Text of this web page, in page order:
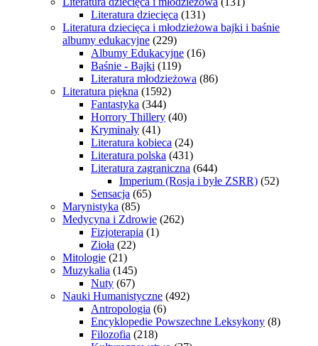
Literatura dziecięca (131)
Literatura dziecięca i młodzieżowa bajki i baśnie
albumy edukacyjne (229)
Albumy Edukacyjne (16)
Baśnie - Bajki (119)
Literatura młodzieżowa (86)
Literatura piękna (1592)
Fantastyka (344)
Horrory Thillery (40)
Kryminały (41)
Literatura kobieca (24)
Literatura polska (431)
Literatura zagraniczna (644)
Imperium (Rosja i byłe ZSRR) (52)
Sensacja (65)
Marynistyka (85)
Medycyna i Zdrowie (262)
Fizjoterapia (1)
Zioła (22)
Mitologie (21)
Muzykalia (145)
Nuty (67)
Nauki Humanistyczne (492)
Antropologia (6)
Encyklopedie Powszechne Leksykony (8)
Filozofia (218)